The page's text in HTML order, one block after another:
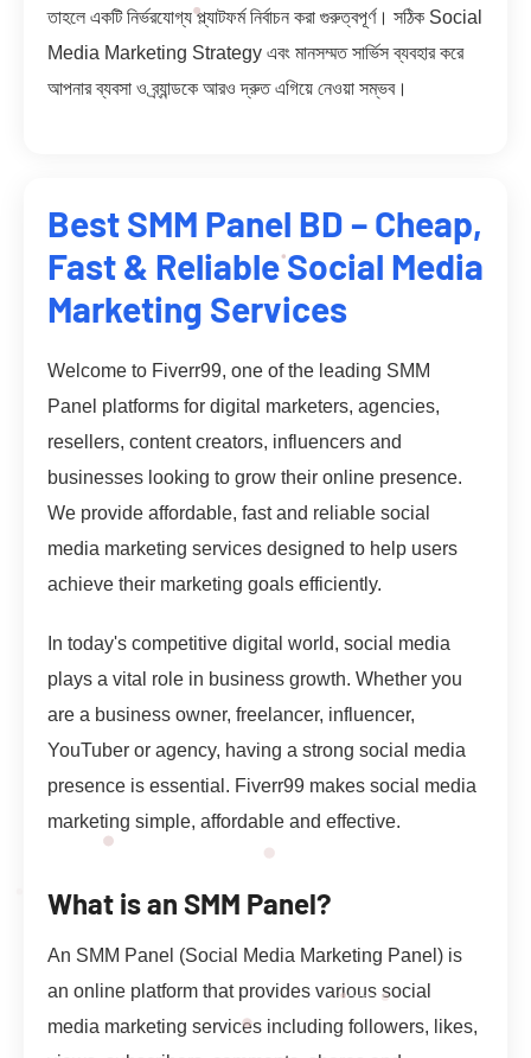
তাহলে একটি নির্ভরযোগ্য প্ল্যাটফর্ম নির্বাচন করা গুরুত্বপূর্ণ। সঠিক Social
Media Marketing Strategy এবং মানসম্মত সার্ভিস ব্যবহার করে
আপনার ব্যবসা ও ব্র্যান্ডকে আরও দ্রুত এগিয়ে নেওয়া সম্ভব।
Best SMM Panel BD – Cheap,
Fast & Reliable Social Media
Marketing Services
Welcome to Fiverr99, one of the leading SMM
Panel platforms for digital marketers, agencies,
resellers, content creators, influencers and
businesses looking to grow their online presence.
We provide affordable, fast and reliable social
media marketing services designed to help users
achieve their marketing goals efficiently.
In today's competitive digital world, social media
plays a vital role in business growth. Whether you
are a business owner, freelancer, influencer,
YouTuber or agency, having a strong social media
presence is essential. Fiverr99 makes social media
marketing simple, affordable and effective.
What is an SMM Panel?
An SMM Panel (Social Media Marketing Panel) is
an online platform that provides various social
media marketing services including followers, likes,